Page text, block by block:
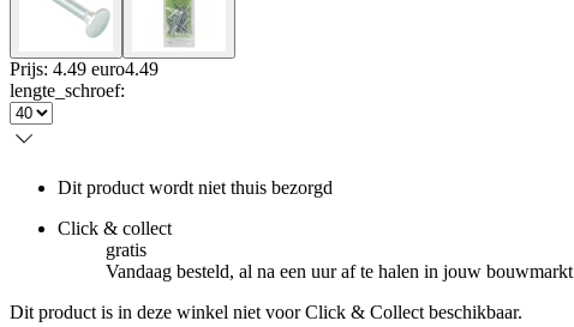
Prijs: 4.49 euro4.49
lengte_schroef:
Dit product wordt niet thuis bezorgd
Click & collect
gratis
Vandaag besteld, al na een uur af te halen in jouw bouwmarkt
Dit product is in deze winkel niet voor Click & Collect beschikbaar.